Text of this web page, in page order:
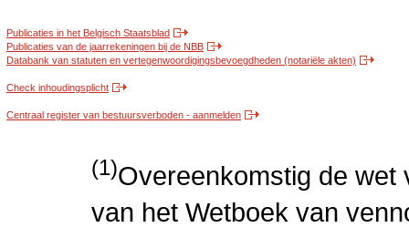
Publicaties in het Belgisch Staatsblad
Publicaties van de jaarrekeningen bij de NBB
Databank van statuten en vertegenwoordigingsbevoegdheden (notariële akten)
Check inhoudingsplicht
Centraal register van bestuursverboden - aanmelden
(1)Overeenkomstig de wet
van het Wetboek van